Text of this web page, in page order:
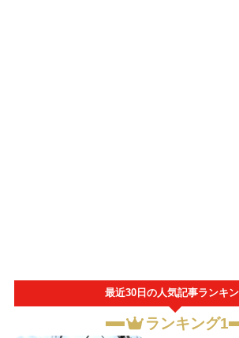
最近30日の人気記事ランキ
ランキング1